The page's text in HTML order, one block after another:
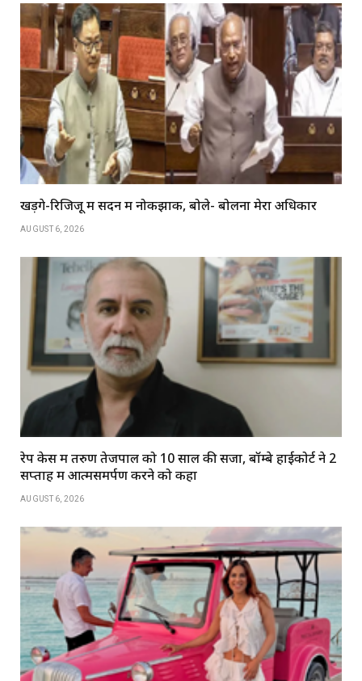
खड़गे-रिजिजू में सदन में नोकझोंक, बोले- बोलना मेरा अधिकार
AUGUST 6, 2026
रेप केस में तरुण तेजपाल को 10 साल की सजा, बॉम्बे हाईकोर्ट ने 2
सप्ताह में आत्मसमर्पण करने को कहा
AUGUST 6, 2026